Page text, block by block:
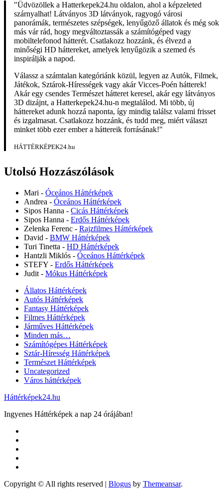
"Üdvözöllek a Hatterkepek24.hu oldalon, ahol a képzeleted
szárnyalhat! Látványos 3D látványok, ragyogó városi
panorámák, természetes szépségek, lenyűgöző állatok és még sok
más vár rád, hogy megváltoztassák a számítógéped vagy
mobiltelefonod hátterét. Csatlakozz hozzánk, és élvezd a
minőségi HD háttereket, amelyek lenyűgözik a szemed és
inspirálják a napod.
Válassz a számtalan kategóriánk közül, legyen az Autók, Filmek,
Játékok, Sztárok-Hírességek vagy akár Vicces-Poén hátterek!
Akár egy csendes Természet hátteret keresel, akár egy látványos
3D dizájnt, a Hatterkepek24.hu-n megtalálod. Mi több, új
háttereket adunk hozzá naponta, így mindig találsz valami frisset
és izgalmasat. Csatlakozz hozzánk, és tudd meg, miért választ
minket több ezer ember a háttereik forrásának!"
HÁTTÉRKÉPEK24.hu
Utolsó Hozzászólások
Mari - Óceános Háttérképek
Andrea - Óceános Háttérképek
Sipos Hanna - Cicás Háttérképek
Sipos Hanna - Erdős Háttérképek
Zelenka Ferenc - Rajzfilmes Háttérképek
David - BMW Háttérképek
Turi Tinetta - HD Háttérképek
Hantzli Miklós - Óceános Háttérképek
STEFY - Erdős Háttérképek
Judit - Mókus Háttérképek
Állatos Háttérképek
Autós Háttérképek
Fantasy Háttérképek
Filmes Háttérképek
Járműves Háttérképek
Minden más…
Számítógépes Háttérképek
Sztár-Híresség Háttérképek
Természet Háttérképek
Uncategorized
Város háttérképek
Háttérképek24.hu
Ingyenes Háttérképek a nap 24 órájában!
Copyright © All rights reserved | Blogus by Themeansar.